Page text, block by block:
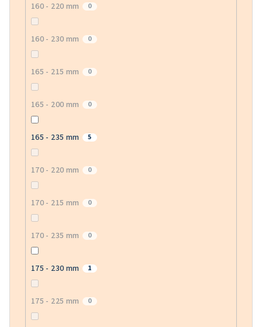
160 - 220 mm 0
160 - 230 mm 0
165 - 215 mm 0
165 - 200 mm 0
165 - 235 mm 5
170 - 220 mm 0
170 - 215 mm 0
170 - 235 mm 0
175 - 230 mm 1
175 - 225 mm 0